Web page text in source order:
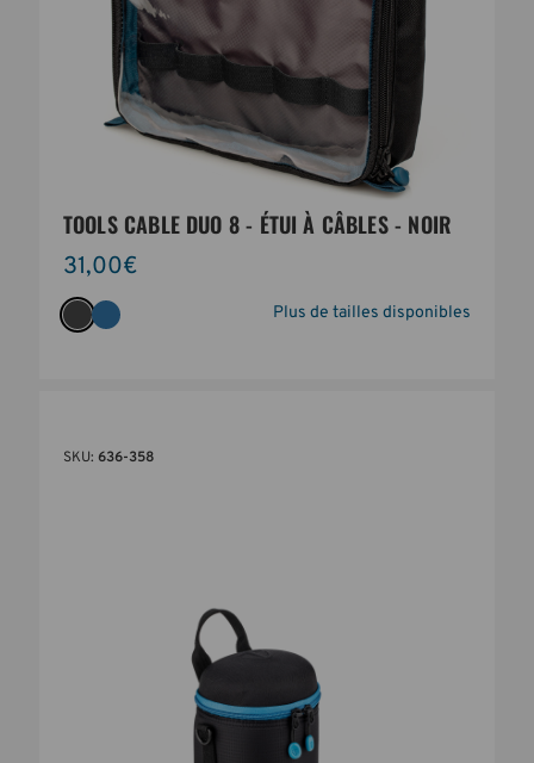
TOOLS CABLE DUO 8 - ÉTUI À CÂBLES - NOIR
31,00€
Plus de tailles disponibles
SKU: 636-358